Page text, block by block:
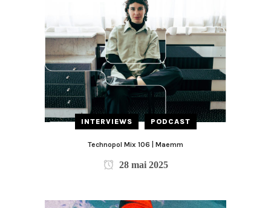
INTERVIEWS PODCAST
Technopol Mix 106 | Maemm
28 mai 2025